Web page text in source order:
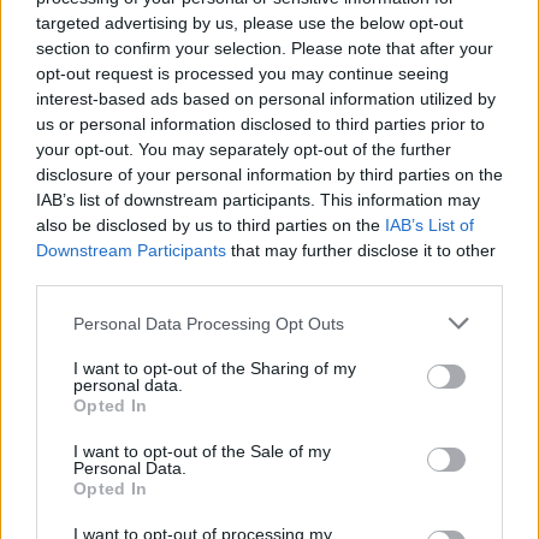
targeted advertising by us, please use the below opt-out
section to confirm your selection. Please note that after your
opt-out request is processed you may continue seeing
interest-based ads based on personal information utilized by
us or personal information disclosed to third parties prior to
your opt-out. You may separately opt-out of the further
disclosure of your personal information by third parties on the
IAB’s list of downstream participants. This information may
also be disclosed by us to third parties on the IAB’s List of
Downstream Participants that may further disclose it to other
Personal Data Processing Opt Outs
I want to opt-out of the Sharing of my
personal data.
Opted In
I want to opt-out of the Sale of my
Personal Data.
Opted In
I want to opt-out of processing my
Fraser begint aan nieuwe uitdaging: oud-
Feyenoorder tekent als bondscoach
Kan Givairo Read de duurste verdediger ooit van
Feyenoord worden? Deze records liggen binnen
bereik
Van Bronckhorst voert druk op: Feyenoord wil op
deze twee posities nog versterken
Feyenoord zet deur open voor miljoenen: Ueda
en Hadj Moussa mogen vertrekken
Feyenoord sluit voorbereiding bijna af: dit staat
er nog op het programma
Shaqueel van Persie ontkracht geruchten over